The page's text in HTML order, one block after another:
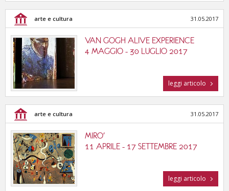
arte e cultura 31.05.2017
VAN GOGH ALIVE EXPERIENCE
4 MAGGIO - 30 LUGLIO 2017
leggi articolo
arte e cultura 31.05.2017
MIRO'
11 APRILE - 17 SETTEMBRE 2017
leggi articolo